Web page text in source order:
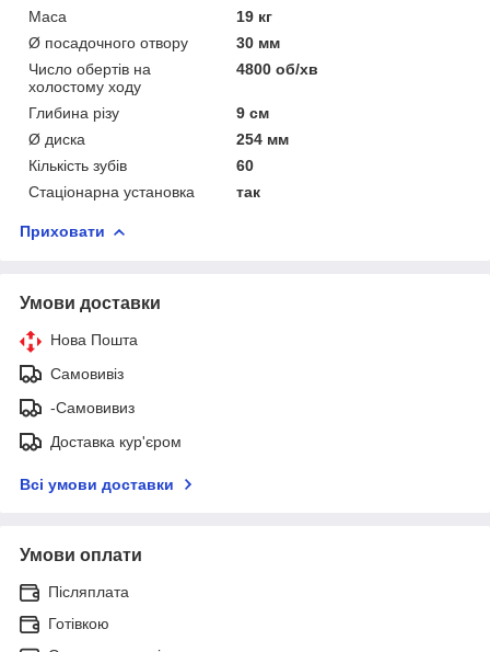
Маса
19 кг
Ø посадочного отвору
30 мм
Число обертів на
холостому ходу
4800 об/хв
Глибина різу
9 см
Ø диска
254 мм
Кількість зубів
60
Стаціонарна установка
так
Приховати
Умови доставки
Нова Пошта
Самовивіз
-Самовивиз
Доставка кур'єром
Всі умови доставки
Умови оплати
Післяплата
Готівкою